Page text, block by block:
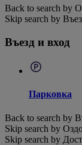
Back to search by
Skip search by
Въезд и вход
Парковка
Back to search by
Skip search by
Skip search by